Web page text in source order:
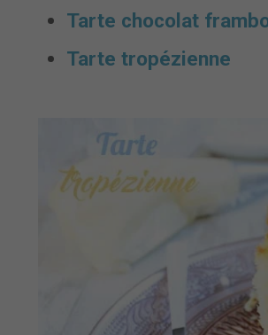
Tarte chocolat
Tarte tropézienne